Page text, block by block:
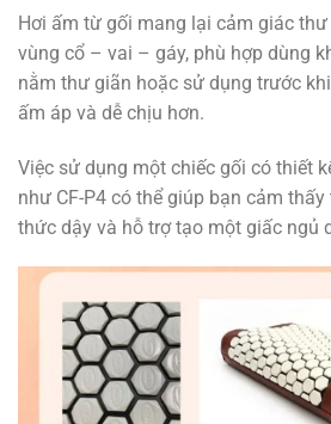
Hơi ấm từ gối mang lại cảm giác
vùng cổ – vai – gáy, phù hợp dùng
nằm thư giãn hoặc sử dụng trước
ấm áp và dễ chịu hơn.
Việc sử dụng một chiếc gối có thiết
như CF-P4 có thể giúp bạn cảm
thức dậy và hỗ trợ tạo một giấc ngủ